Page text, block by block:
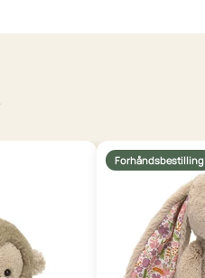
Forhåndsbestilling